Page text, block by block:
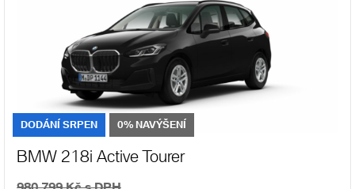
DODÁNÍ SRPEN 0% NAVÝŠENÍ
BMW 218i Active Tourer